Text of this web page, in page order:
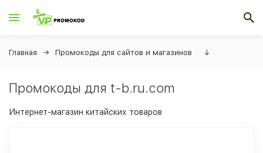
Главная Промокоды для сайтов и магазинов ↓
Промокоды для t-b.ru.com
Интернет-магазин китайских товаров